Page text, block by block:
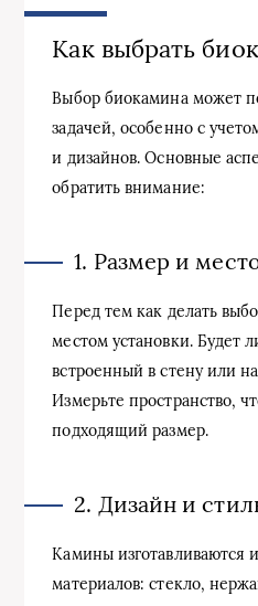
Как выбрать
Выбор биокамина может
задачей, особенно с
и дизайнов. Основные
обратить внимание:
1. Размер и
Перед тем как делать
местом установки. Будет
встроенный в стену или
Измерьте пространство,
подходящий размер.
2. Дизайн и
Камины изготавливаются
материалов: стекло,